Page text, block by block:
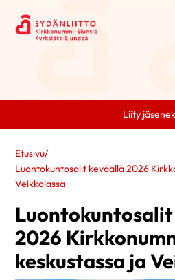
Liity
Etusivu/
Luontokuntosalit keväällä 2026
Veikkolassa
2026
keskustassa ja